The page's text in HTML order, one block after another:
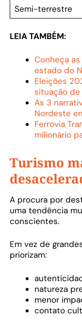
Semi-terrestre
LEIA TAMBÉM:
Conheça
estado do
Eleições
situação de
As 3
Nordeste
Ferrovia
milionário
Turismo
A procura por
uma tendência
conscientes.
Em vez de
priorizam:
natureza
menor
contato